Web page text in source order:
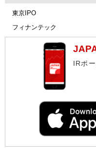
東京IPO
フィナンテック
IRポ